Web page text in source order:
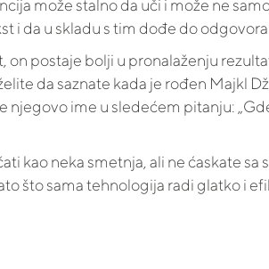
može stalno da uči i može ne
i da u skladu s tim dođe do odgovora.
postaje bolji u pronalaženju
da saznate kada je rođen Majkl
ime u sledećem pitanju:
kao neka smetnja, ali ne ćaskate sa
što sama tehnologija radi glatko i